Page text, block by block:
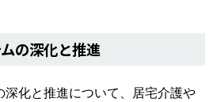
の深化と推進
化と推進について、居宅介護や